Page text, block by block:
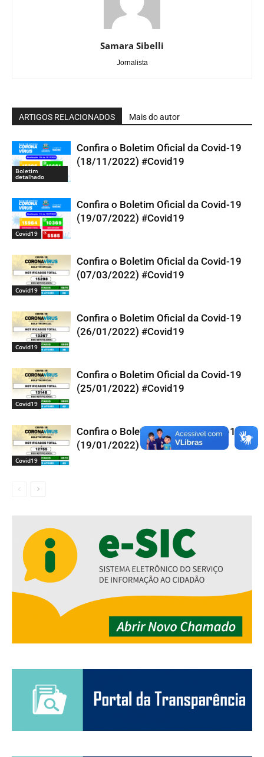
Samara Sibelli
Jornalista
ARTIGOS RELACIONADOS Mais do autor
Boletim
detalhado
Confira o Boletim Oficial da Covid-19
(18/11/2022) #Covid19
Covid19
Confira o Boletim Oficial da Covid-19
(19/07/2022) #Covid19
Covid19
Confira o Boletim Oficial da Covid-19
(07/03/2022) #Covid19
Covid19
Confira o Boletim Oficial da Covid-19
(26/01/2022) #Covid19
Covid19
Confira o Boletim Oficial da Covid-19
(25/01/2022) #Covid19
Covid19
Confira o Boletim Oficial da Covid-19
(19/01/2022) #Covid19